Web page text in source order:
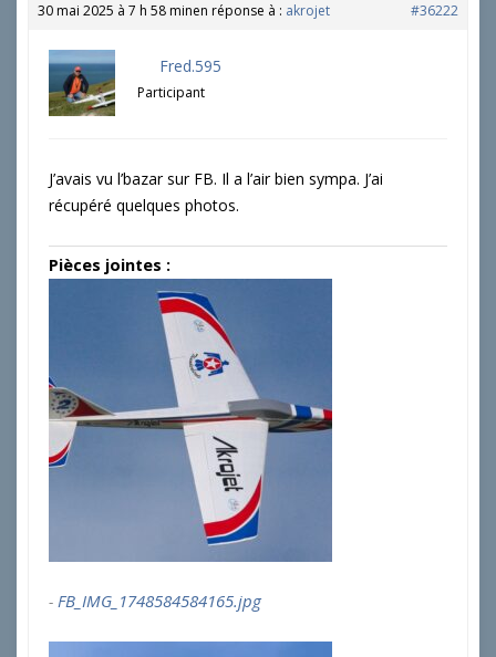
30 mai 2025 à 7 h 58 minen réponse à : akrojet #36222
Fred.595
Participant
J’avais vu l’bazar sur FB. Il a l’air bien sympa. J’ai
récupéré quelques photos.
Pièces jointes :
FB_IMG_1748584584165.jpg